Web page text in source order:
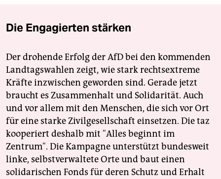
Die Engagierten stärken
Der drohende Erfolg der AfD bei den kommenden
Landtagswahlen zeigt, wie stark rechtsextreme
Kräfte inzwischen geworden sind. Gerade jetzt
braucht es Zusammenhalt und Solidarität. Auch
und vor allem mit den Menschen, die sich vor Ort
für eine starke Zivilgesellschaft einsetzen. Die taz
kooperiert deshalb mit "Alles beginnt im
Zentrum". Die Kampagne unterstützt bundesweit
linke, selbstverwaltete Orte und baut einen
solidarischen Fonds für deren Schutz und Erhalt